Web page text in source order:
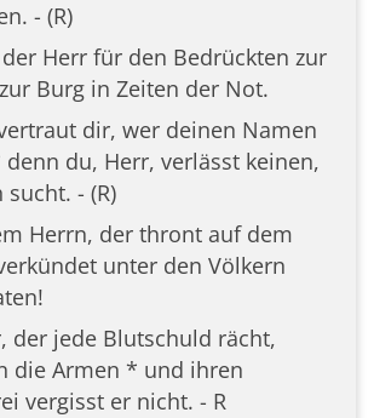
- (R)
Herr für den Bedrückten zur
Burg in Zeiten der Not.
dir, wer deinen Namen
du, Herr, verlässt keinen,
- (R)
Herrn, der thront auf dem
unter den Völkern
der jede Blutschuld rächt,
die Armen * und ihren
vergisst er nicht. - R